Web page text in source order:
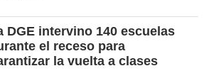
DGE intervino 140 escuelas
el receso para
la vuelta a clases